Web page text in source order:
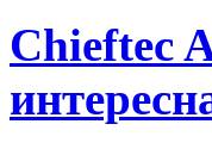
Chieftec